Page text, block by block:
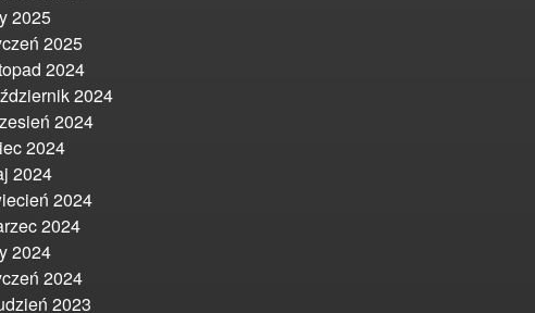
2025
2025
2024
2024
2024
2024
2024
2024
2024
2024
2024
2023